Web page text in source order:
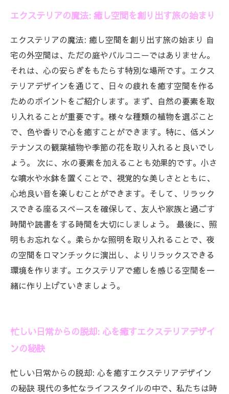
ストレス解消の秘訣: 自宅エクステリアを真の癒
し場に
実践！あなたのエクステリアを癒しの空間に変
えるステップ
未来の生活へ: あなたのエクステリアで手に入れ
る心の平穏
エクステリアの魔法: 癒し空間を創り出す旅の始まり
エクステリアの魔法: 癒し空間を創り出す旅の始まり 自
宅の外空間は、ただの庭やバルコニーではありません。
それは、心の安らぎをもたらす特別な場所です。エクス
テリアデザインを通じて、日々の疲れを癒す空間を作る
ためのポイントをご紹介します。まず、自然の要素を取
り入れることが重要です。様々な種類の植物を選ぶこと
で、色や香りで心を癒すことができます。特に、低メン
テナンスの観葉植物や季節の花を取り入れると良いでし
ょう。 次に、水の要素を加えることも効果的です。小さ
な噴水や水鉢を置くことで、視覚的な美しさとともに、
心地良い音を楽しむことができます。そして、リラック
スできる座るスペースを確保して、友人や家族と過ごす
時間や読書をする時間を大切にしましょう。 最後に、照
明もお忘れなく。柔らかな照明を取り入れることで、夜
の空間をロマンチックに演出し、よりリラックスできる
環境を作ります。エクステリアで癒しを感じる空間を一
緒に作り上げていきましょう。
忙しい日常からの脱却: 心を癒すエクステリアデザイ
ンの秘訣
忙しい日常からの脱却: 心を癒すエクステリアデザイン
の秘訣 現代の多忙なライフスタイルの中で、私たちは時